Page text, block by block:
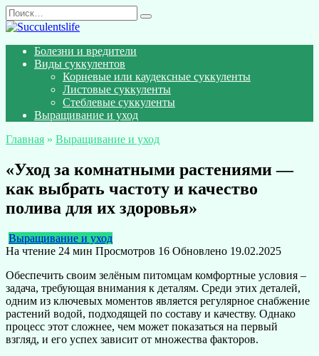
Перейти
к
Search
for:
Болезни и вредители
Виды суккулентов
Корневые или каудексные суккуленты
Листовые суккуленты
Стеблевые суккуленты
Выращивание и уход
Главная » Выращивание и уход
«Уход за комнатными растениями —
как выбрать частоту и качество
полива для их здоровья»
Выращивание и уход
На чтение 24 мин Просмотров 16 Обновлено 19.02.2025
Обеспечить своим зелёным питомцам комфортные условия –
задача, требующая внимания к деталям. Среди этих деталей,
одним из ключевых моментов является регулярное снабжение
растений водой, подходящей по составу и качеству. Однако
процесс этот сложнее, чем может показаться на первый
взгляд, и его успех зависит от множества факторов.